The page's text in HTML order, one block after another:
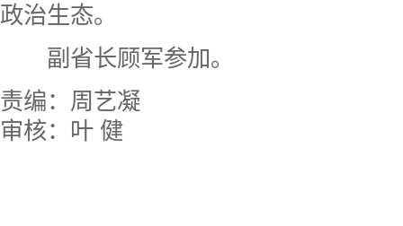
政治生态。
副省长顾军参加。
责编：周艺凝
审核：叶 健